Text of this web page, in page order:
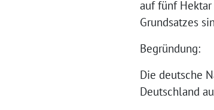
auf fünf
Grundsatzes
Begründung:
Die deutsche
Deutschland